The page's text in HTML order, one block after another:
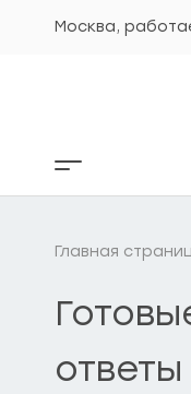
Москва,
Кнопка
бокового
Главная
ответы